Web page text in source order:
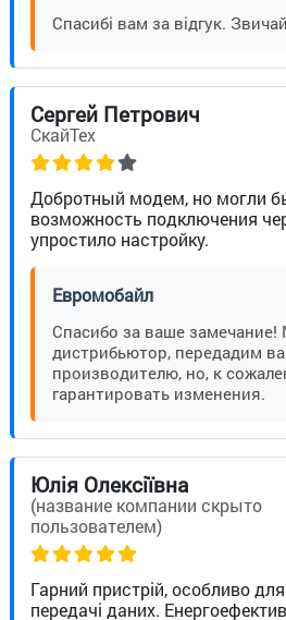
Спасибі вам за відгук.
Сергей Петрович
СкайТех
Добротный модем, но могли
возможность подключения
упростило настройку.
Евромобайл
Спасибо за ваше замечание!
дистрибьютор, передадим
производителю, но, к
гарантировать изменения.
Юлія Олексіївна
(название компании скрыто
пользователем)
Гарний пристрій, особливо
передачі даних.